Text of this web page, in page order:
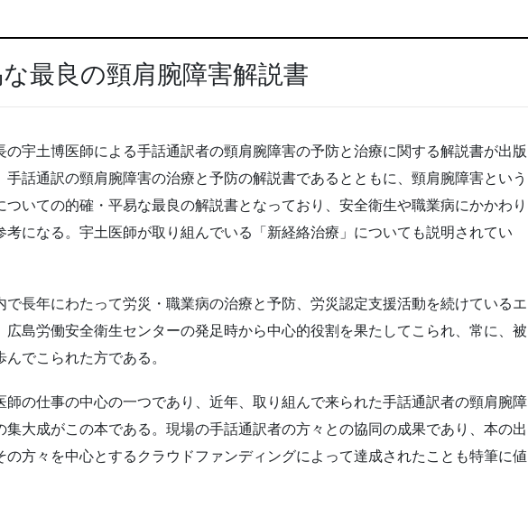
最良の頸肩腕障害解説書
の宇土博医師による手話通訳者の頸肩腕障害の予防と治療に関する解説書が出版
手話通訳の頸肩腕障害の治療と予防の解説書であるとともに、頸肩腕障害という
ついての的確・平易な最良の解説書となっており、安全衛生や職業病にかかわり
考になる。宇土医師が取り組んでいる「新経絡治療」についても説明されてい
で長年にわたって労災・職業病の治療と予防、労災認定支援活動を続けているエ
広島労働安全衛生センターの発足時から中心的役割を果たしてこられ、常に、被
でこられた方である。
師の仕事の中心の一つであり、近年、取り組んで来られた手話通訳者の頸肩腕障
集大成がこの本である。現場の手話通訳者の方々との協同の成果であり、本の出
の方々を中心とするクラウドファンディングによって達成されたことも特筆に値